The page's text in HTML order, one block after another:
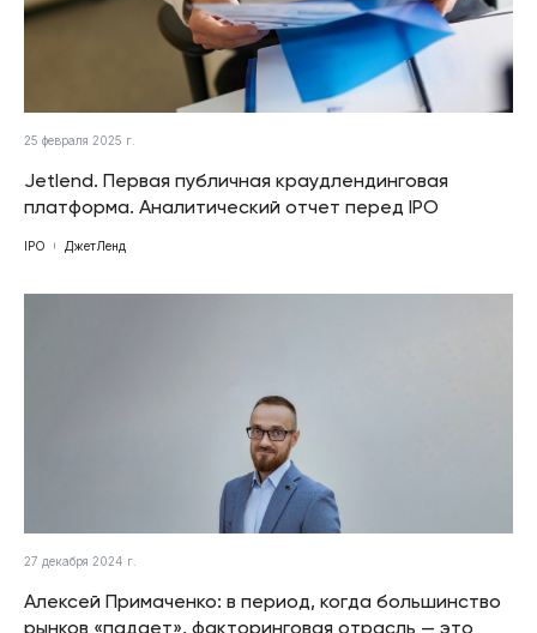
25 февраля 2025 г.
Jetlend. Первая публичная краудлендинговая
платформа. Аналитический отчет перед IPO
IPO ДжетЛенд
27 декабря 2024 г.
Алексей Примаченко: в период, когда большинство
рынков «падает», факторинговая отрасль — это